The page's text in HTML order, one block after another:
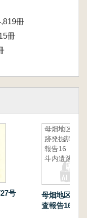
冊
冊
号
母畑地区遺
跡発掘調査
報告16 一
斗内遺跡
母畑地区遺
査報告16 一